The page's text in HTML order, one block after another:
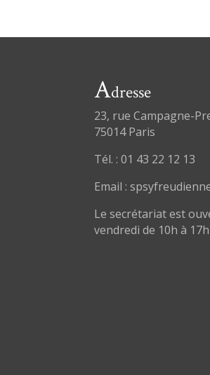
Adresse
23, rue Campagne-
75014 Paris
Tél. : 01 43 22 12 13
Email :
Le secrétariat est
vendredi de 10h à